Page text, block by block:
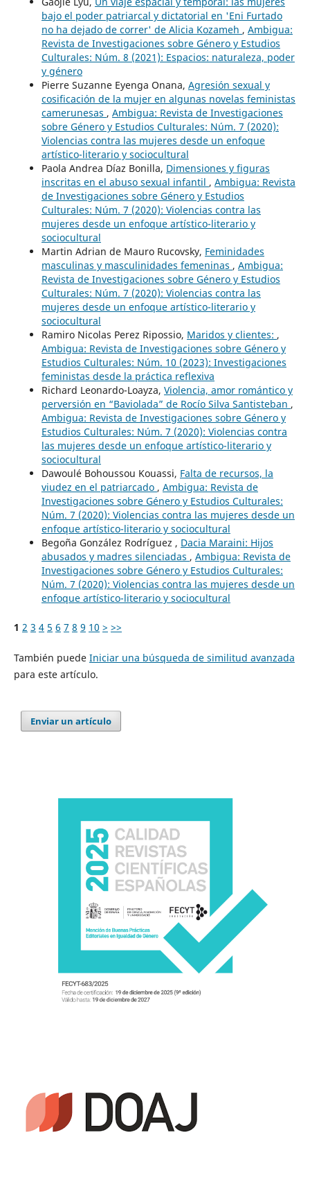
bajo el poder patriarcal y dictatorial en 'Eni Furtado
no ha dejado de correr' de Alicia Kozameh , Ambigua:
Revista de Investigaciones sobre Género y Estudios
Culturales: Núm. 8 (2021): Espacios: naturaleza, poder
y género
Pierre Suzanne Eyenga Onana, Agresión sexual y
cosificación de la mujer en algunas novelas feministas
camerunesas , Ambigua: Revista de Investigaciones
sobre Género y Estudios Culturales: Núm. 7 (2020):
Violencias contra las mujeres desde un enfoque
artístico-literario y sociocultural
Paola Andrea Díaz Bonilla, Dimensiones y figuras
inscritas en el abuso sexual infantil , Ambigua: Revista
de Investigaciones sobre Género y Estudios
Culturales: Núm. 7 (2020): Violencias contra las
mujeres desde un enfoque artístico-literario y
sociocultural
Martin Adrian de Mauro Rucovsky, Feminidades
masculinas y masculinidades femeninas , Ambigua:
Revista de Investigaciones sobre Género y Estudios
Culturales: Núm. 7 (2020): Violencias contra las
mujeres desde un enfoque artístico-literario y
sociocultural
Ramiro Nicolas Perez Ripossio, Maridos y clientes: ,
Ambigua: Revista de Investigaciones sobre Género y
Estudios Culturales: Núm. 10 (2023): Investigaciones
feministas desde la práctica reflexiva
Richard Leonardo-Loayza, Violencia, amor romántico y
perversión en “Baviolada” de Rocío Silva Santisteban ,
Ambigua: Revista de Investigaciones sobre Género y
Estudios Culturales: Núm. 7 (2020): Violencias contra
las mujeres desde un enfoque artístico-literario y
sociocultural
Dawoulé Bohoussou Kouassi, Falta de recursos, la
viudez en el patriarcado , Ambigua: Revista de
Investigaciones sobre Género y Estudios Culturales:
Núm. 7 (2020): Violencias contra las mujeres desde un
enfoque artístico-literario y sociocultural
Begoña González Rodríguez , Dacia Maraini: Hijos
abusados y madres silenciadas , Ambigua: Revista de
Investigaciones sobre Género y Estudios Culturales:
Núm. 7 (2020): Violencias contra las mujeres desde un
enfoque artístico-literario y sociocultural
1 2 3 4 5 6 7 8 9 10 > >>
También puede Iniciar una búsqueda de similitud avanzada
para este artículo.
Enviar un artículo